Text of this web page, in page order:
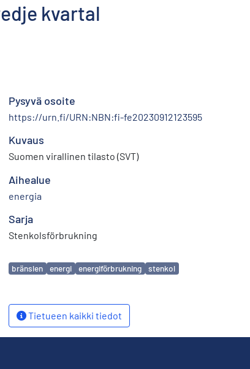
kvartal
Pysyvä osoite
https://urn.fi/URN:NBN:fi-fe20230912123595
Kuvaus
Suomen virallinen tilasto (SVT)
Aihealue
energia
Sarja
Stenkolsförbrukning
Avainsanat
bränslen energi energiförbrukning stenkol
Tietueen kaikki tiedot